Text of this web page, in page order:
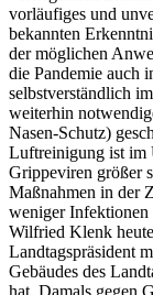
vorläufiges und
bekannten
der möglichen
die Pandemie auch
selbstverständlich
weiterhin
Nasen-Schutz)
Luftreinigung ist im
Grippeviren größer
Maßnahmen in der
weniger
Wilfried Klenk
Landtagspräsident
Gebäudes des
hat. Damals gegen